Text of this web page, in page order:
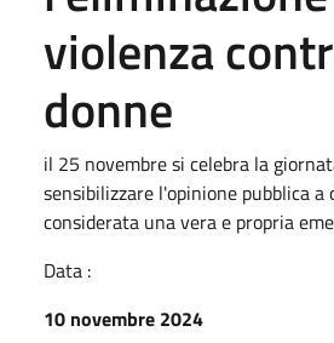
violenza
donne
il 25 novembre si celebra la
sensibilizzare l'opinione pubblica a
considerata una vera e propria
Data :
10 novembre 2024